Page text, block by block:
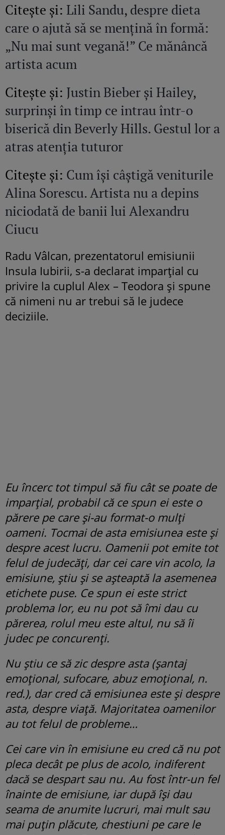
Citeşte şi: Lili Sandu, despre dieta
care o ajută să se mențină în formă:
„Nu mai sunt vegană!” Ce mănâncă
artista acum
Citeşte şi: Justin Bieber și Hailey,
surprinși în timp ce intrau într-o
biserică din Beverly Hills. Gestul lor a
atras atenția tuturor
Citeşte şi: Cum își câștigă veniturile
Alina Sorescu. Artista nu a depins
niciodată de banii lui Alexandru
Ciucu
Radu Vâlcan, prezentatorul emisiunii
Insula Iubirii, s-a declarat imparțial cu
privire la cuplul Alex – Teodora și spune
că nimeni nu ar trebui să le judece
deciziile.
Eu încerc tot timpul să fiu cât se poate de
imparțial, probabil că ce spun ei este o
părere pe care și-au format-o mulți
oameni. Tocmai de asta emisiunea este și
despre acest lucru. Oamenii pot emite tot
felul de judecăți, dar cei care vin acolo, la
emisiune, știu și se așteaptă la asemenea
etichete puse. Ce spun ei este strict
problema lor, eu nu pot să îmi dau cu
părerea, rolul meu este altul, nu să îi
judec pe concurenți.
Nu știu ce să zic despre asta (șantaj
emoțional, sufocare, abuz emoțional, n.
red.), dar cred că emisiunea este și despre
asta, despre viață. Majoritatea oamenilor
au tot felul de probleme…
Cei care vin în emisiune eu cred că nu pot
pleca decât pe plus de acolo, indiferent
dacă se despart sau nu. Au fost într-un fel
înainte de emisiune, iar după își dau
seama de anumite lucruri, mai mult sau
mai puțin plăcute, chestiuni pe care le